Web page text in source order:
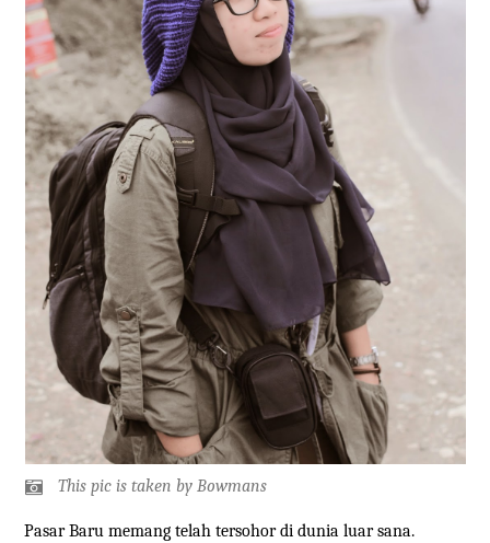
This pic is taken by Bowmans
Pasar Baru memang telah tersohor di dunia luar sana.